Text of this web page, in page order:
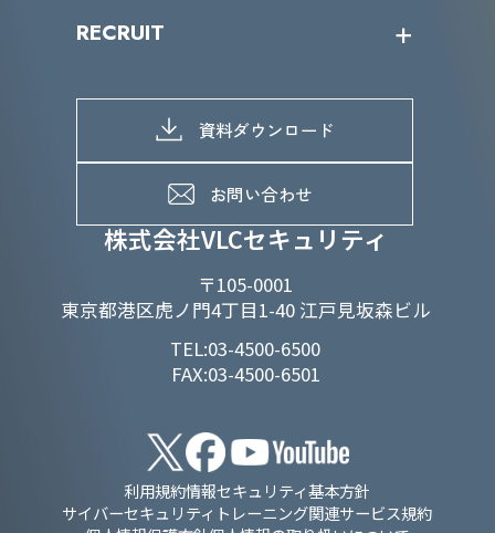
株式会社VLCセキュリティ
〒105-0001
東京都港区虎ノ門4丁目1-40 江戸見坂森ビル
TEL:03-4500-6500
FAX:03-4500-6501
IRライブラリー
よくあるご質問
当グループのマテリアリティ
SDGs推進体制
D&Iの取り組み
RECRUIT
募集職種一覧
メッセージ
メンバーインタビュー
資料ダウンロード
お問い合わせ
利用規約情報セキュリティ基本方針
サイバーセキュリティトレーニング関連サービス規約